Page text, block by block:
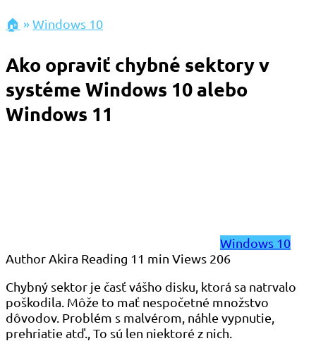
🏠 »Windows 10
Ako opraviť chybné sektory v
systéme Windows 10 alebo
Windows 11
Windows 10
Author Akira Reading 11 min Views 206
Chybný sektor je časť vášho disku, ktorá sa natrvalo
poškodila. Môže to mať nespočetné množstvo
dôvodov. Problém s malvérom, náhle vypnutie,
prehriatie atď., To sú len niektoré z nich.